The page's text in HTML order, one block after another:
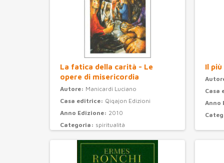
La fatica della carità - Le
opere di misericordia
Autore: Manicardi Luciano
Casa editrice: Qiqajon Edizioni
Anno Edizione: 2010
Categoria: spiritualità
Il
Casa
Anno